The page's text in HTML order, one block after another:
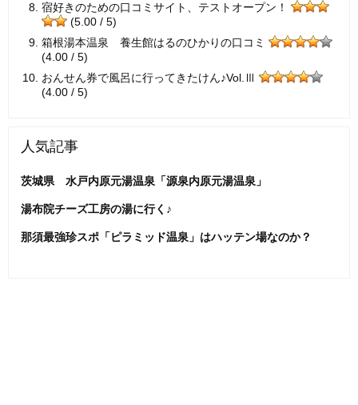
宿好きのための口コミサイト、テストオープン！
(5.00 / 5)
箱根湯本温泉 養生館はるのひかりの口コミ
(4.00 / 5)
おんせん券で風呂に行ってきたけん♪Vol.Ⅲ
(4.00 / 5)
人気記事
茨城県 水戸内原元湯温泉「源泉内原元湯温泉」
湯布院チーズ工房の湯に行く♪
那須最強珍スポ「ピラミッド温泉」はハッテン場なのか？